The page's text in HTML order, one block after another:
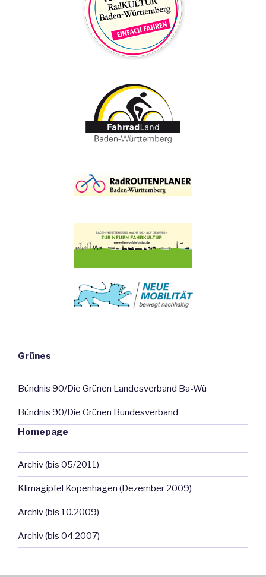
Grünes
Bündnis 90/Die Grünen Landesverband Ba-Wü
Bündnis 90/Die Grünen Bundesverband
Homepage
Archiv (bis 05/2011)
Klimagipfel Kopenhagen (Dezember 2009)
Archiv (bis 10.2009)
Archiv (bis 04.2007)